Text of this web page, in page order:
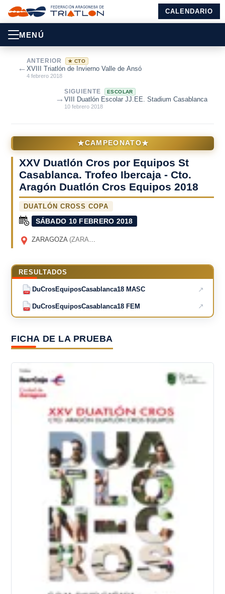
CALENDARIO
MENÚ
←
ANTERIOR ★ CTO
XVIII Triatlón de Invierno Valle de Ansó
4 febrero 2018
SIGUIENTE ESCOLAR
VIII Duatlón Escolar JJ.EE. Stadium Casablanca
10 febrero 2018
→
★CAMPEONATO★
XXV Duatlón Cros por Equipos St
Casablanca. Trofeo Ibercaja - Cto.
Aragón Duatlón Cros Equipos 2018
DUATLÓN CROSS COPA
SÁBADO 10 FEBRERO 2018
ZARAGOZA (ZARAGOZA)
RESULTADOS
PDF DuCrosEquiposCasablanca18 MASC ↗
PDF DuCrosEquiposCasablanca18 FEM ↗
FICHA DE LA PRUEBA